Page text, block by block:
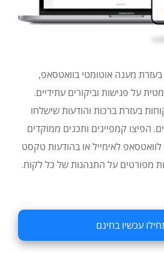
מענה אוטומטי בוואטסאפ,
על פגישות וביקורים עתידיים.
בעזרת ברכות והודעות שישלחו
הפיצו קמפיינים ותכנים ממוקדים
לאימייל או בהודעות טקסט
מפורטים על התנהגות של כל לקוח.
עכשיו בחינם